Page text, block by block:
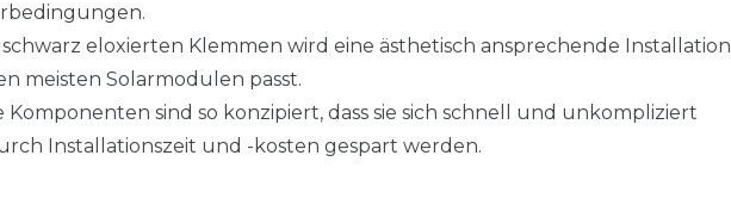
schwarz eloxierten Klemmen wird eine ästhetisch ansprechende Installation
meisten Solarmodulen passt.
Komponenten sind so konzipiert, dass sie sich schnell und unkompliziert
Installationszeit und -kosten gespart werden.